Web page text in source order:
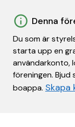
Denna
Du som är
starta upp en
användarkonto,
föreningen. Bjud
boappa. Skapa